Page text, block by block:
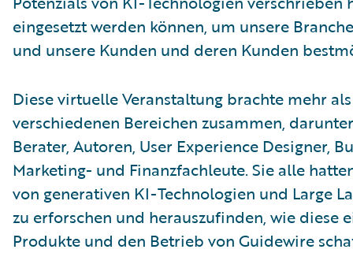
eingesetzt werden können, um unsere
und unsere Kunden und deren Kunden
Diese virtuelle Veranstaltung brachte mehr
verschiedenen Bereichen zusammen,
Berater, Autoren, User Experience Designer,
Marketing- und Finanzfachleute. Sie alle
von generativen KI-Technologien und Large
zu erforschen und herauszufinden, wie diese
Produkte und den Betrieb von Guidewire